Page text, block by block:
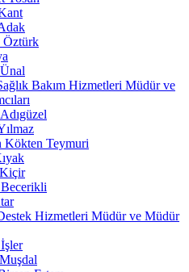
Öztürk
Bakım Hizmetleri Müdür ve
Kökten Teymuri
Hizmetleri Müdür ve Müdür